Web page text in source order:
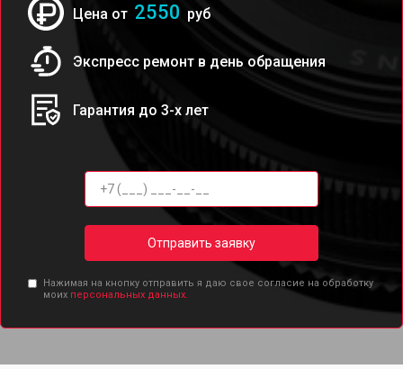
Цена от 2550 руб
Экспресс ремонт в день обращения
Гарантия до 3-х лет
Отправить заявку
Нажимая на кнопку отправить я даю свое согласие на обработку
моих персональных данных.